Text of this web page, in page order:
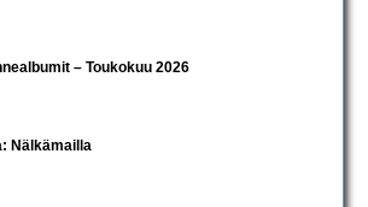
– Toukokuu 2026
Nälkämailla